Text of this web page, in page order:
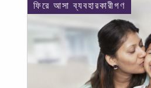
ফিরে আসা ব্যবহারকারীগণ